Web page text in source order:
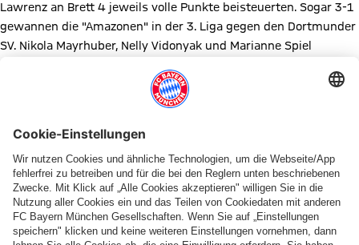
Lawrenz an Brett 4 jeweils volle Punkte beisteuerten. Sogar 3-1
gewannen die "Amazonen" in der 3. Liga gegen den Dortmunder
SV. Nikola Mayrhuber, Nelly Vidonyak und Marianne Spiel
dem gleichen Ergebnis von 3-1 ging auch die 3. DSOL-
Mannschaft als Sieger aus ihrer 1. Runde hervor. Gegen die SF
Runden. Für die vollen Punkte sorgten Miodrag Marinkovic und
Eugen Stein, mithin zwei Spieler, die sich erst zu dieser Saison
dem Verein angeschlossen hatten. Was für ein Auftakt!
Weiter geht es nun mit der 2. Runde in der Woche vom
01.-05.02.2021. Schau'n 'mer mal, ob unsere Mannschaften
dann an die Ergebnisse der 1. Runde anknüpfen können.